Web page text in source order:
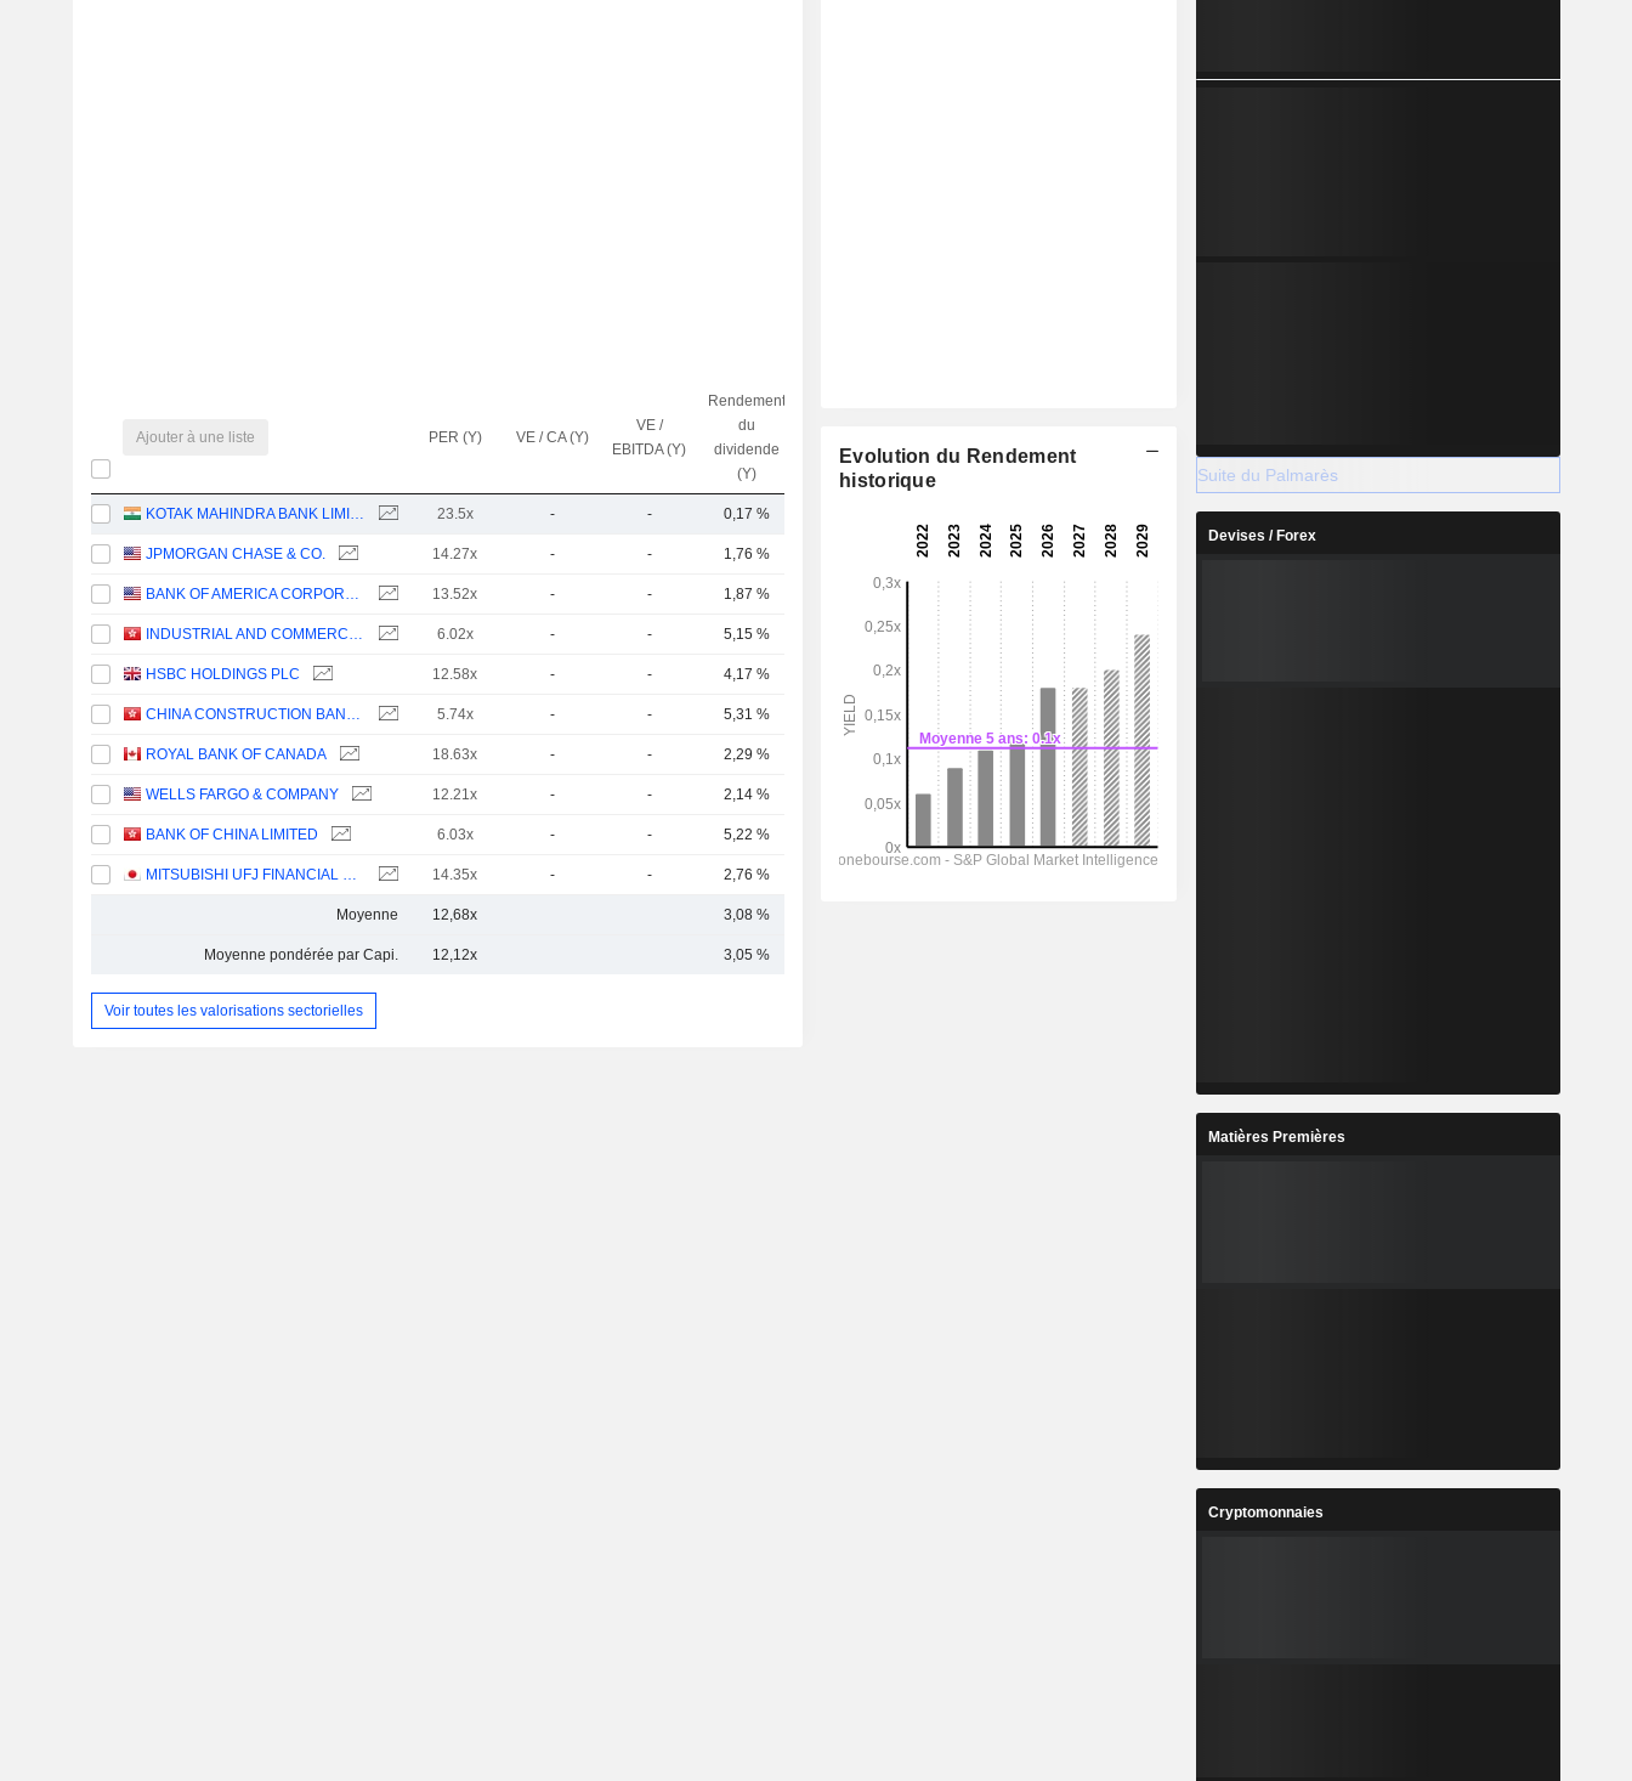
Ajouter à une liste PER (Y) VE / CA (Y)
VE /
EBITDA (Y)
Rendement
du
dividende
(Y)
KOTAK MAHINDRA BANK LIMITED 23.5x - - 0,17 %
JPMORGAN CHASE & CO. 14.27x - - 1,76 %
BANK OF AMERICA CORPORATION 13.52x - - 1,87 % 442 Md
INDUSTRIAL AND COMMERCIAL BANK OF CHINA LIMITED 6.02x - - 5,15 % 380 Md
HSBC HOLDINGS PLC 12.58x - - 4,17 % 349 Md
CHINA CONSTRUCTION BANK CORPORATION 5.74x - - 5,31 % 301 Md
ROYAL BANK OF CANADA 18.63x - - 2,29 % 293 Md
WELLS FARGO & COMPANY 12.21x - - 2,14 % 270 Md
BANK OF CHINA LIMITED 6.03x - - 5,22 %
MITSUBISHI UFJ FINANCIAL GROUP, INC. 14.35x - - 2,76 %
Moyenne 12,68x 3,08 %
Moyenne pondérée par Capi. 12,12x 3,05 %
Voir toutes les valorisations sectorielles
Evolution du Rendement
historique
Suite du Palmarès
Devises / Forex
Matières Premières
Cryptomonnaies